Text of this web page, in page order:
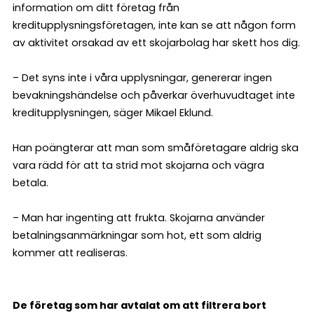
information om ditt företag från
kreditupplysningsföretagen, inte kan se att någon form
av aktivitet orsakad av ett skojarbolag har skett hos dig.
– Det syns inte i våra upplysningar, genererar ingen
bevakningshändelse och påverkar överhuvudtaget inte
kreditupplysningen, säger Mikael Eklund.
Han poängterar att man som småföretagare aldrig ska
vara rädd för att ta strid mot skojarna och vägra
betala.
– Man har ingenting att frukta. Skojarna använder
betalningsanmärkningar som hot, ett som aldrig
kommer att realiseras.
De företag som har avtalat om att filtrera bort